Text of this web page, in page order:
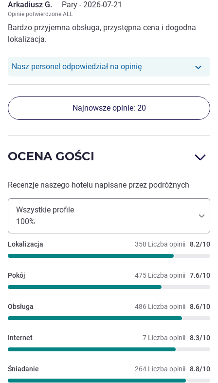
Arkadiusz G. Pary - 2026-07-21
Opinie potwierdzone ALL
Bardzo przyjemna obsługa, przystępna cena i dogodna
lokalizacja.
Nasz personel odpowiedział na opinię
Najnowsze opinie: 20
OCENA GOŚCI
Recenzje naszego hotelu napisane przez podróżnych
Wszystkie profile
100%
358 Liczba opinii 8.2/10
Lokalizacja
475 Liczba opinii 7.6/10
Pokój
486 Liczba opinii 8.6/10
Obsługa
7 Liczba opinii 8.3/10
Internet
264 Liczba opinii 8.8/10
Śniadanie